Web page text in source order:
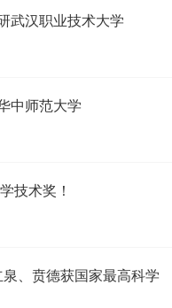
武汉职业技术大学
中师范大学
技术奖！
、贲德获国家最高科学